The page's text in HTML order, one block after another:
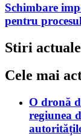
Schimbare
pentru
Stiri
Cele mai
O dronă
regiunea